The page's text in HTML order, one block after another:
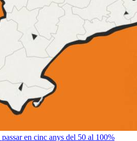
en cinc anys del 50 al 100%